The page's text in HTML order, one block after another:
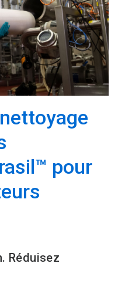
pour
Réduisez